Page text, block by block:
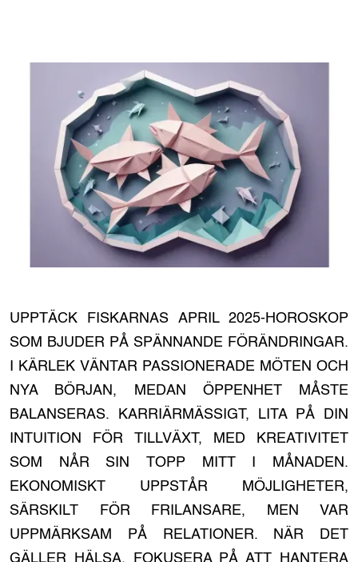
UPPTÄCK FISKARNAS APRIL 2025-HOROSKOP
SOM BJUDER PÅ SPÄNNANDE FÖRÄNDRINGAR.
I KÄRLEK VÄNTAR PASSIONERADE MÖTEN OCH
NYA BÖRJAN, MEDAN ÖPPENHET MÅSTE
BALANSERAS. KARRIÄRMÄSSIGT, LITA PÅ DIN
INTUITION FÖR TILLVÄXT, MED KREATIVITET
SOM NÅR SIN TOPP MITT I MÅNADEN.
EKONOMISKT UPPSTÅR MÖJLIGHETER,
SÄRSKILT FÖR FRILANSARE, MEN VAR
UPPMÄRKSAM PÅ RELATIONER. NÄR DET
GÄLLER HÄLSA, FOKUSERA PÅ ATT HANTERA